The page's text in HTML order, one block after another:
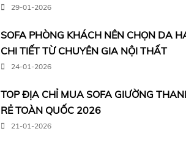
29-01-2026
SOFA PHÒNG KHÁCH NÊN CHỌN DA
CHI TIẾT TỪ CHUYÊN GIA NỘI THẤT
24-01-2026
TOP ĐỊA CHỈ MUA SOFA GIƯỜNG
RẺ TOÀN QUỐC 2026
21-01-2026